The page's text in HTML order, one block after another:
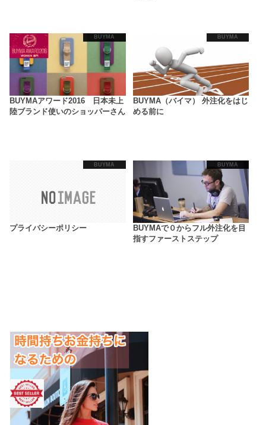
BUYMA
BUYMAアワード2016 日本未上
陸ブランド使いのショッパーさん
BUYMA
BUYMA（バイマ） 外注化をはじ
める前に
BUYMA
プライバシーポリシー
BUYMA
BUYMAで０からフル外注化を目
指すファーストステップ